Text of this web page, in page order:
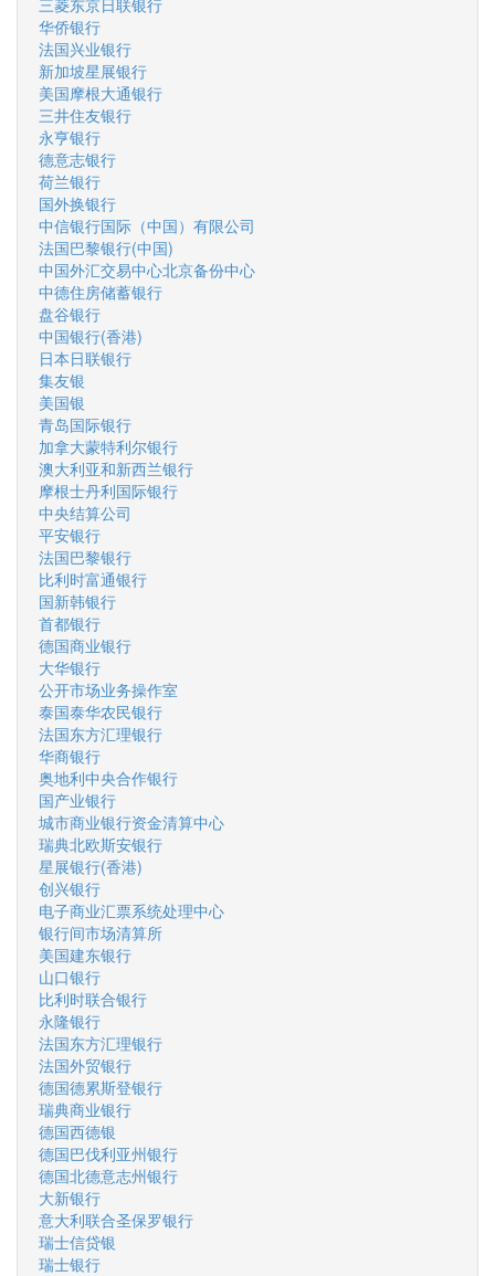
三菱东京日联银行
华侨银行
法国兴业银行
新加坡星展银行
美国摩根大通银行
三井住友银行
永亨银行
德意志银行
荷兰银行
国外换银行
中信银行国际（中国）有限公司
法国巴黎银行(中国)
中国外汇交易中心北京备份中心
中德住房储蓄银行
盘谷银行
中国银行(香港)
日本日联银行
集友银
美国银
青岛国际银行
加拿大蒙特利尔银行
澳大利亚和新西兰银行
摩根士丹利国际银行
中央结算公司
平安银行
法国巴黎银行
比利时富通银行
国新韩银行
首都银行
德国商业银行
大华银行
公开市场业务操作室
泰国泰华农民银行
法国东方汇理银行
华商银行
奥地利中央合作银行
国产业银行
城市商业银行资金清算中心
瑞典北欧斯安银行
星展银行(香港)
创兴银行
电子商业汇票系统处理中心
银行间市场清算所
美国建东银行
山口银行
比利时联合银行
永隆银行
法国东方汇理银行
法国外贸银行
德国德累斯登银行
瑞典商业银行
德国西德银
德国巴伐利亚州银行
德国北德意志州银行
大新银行
意大利联合圣保罗银行
瑞士信贷银
瑞士银行